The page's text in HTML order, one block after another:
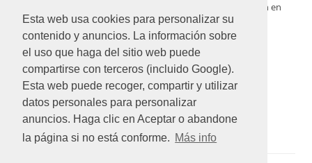
Esta web usa cookies para personalizar su
contenido y anuncios. La información sobre
el uso que haga del sitio web puede
compartirse con terceros (incluido Google).
Esta web puede recoger, compartir y utilizar
datos personales para personalizar
anuncios. Haga clic en Aceptar o abandone
la página si no está conforme. Más info
regulares del idioma inglés más utilizados con su conjugación en
Pasado Simple qu...